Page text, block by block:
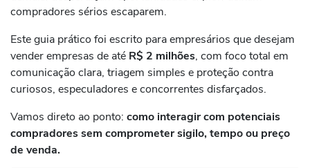
compradores sérios escaparem.
Este guia prático foi escrito para empresários que desejam
vender empresas de até R$ 2 milhões, com foco total em
comunicação clara, triagem simples e proteção contra
curiosos, especuladores e concorrentes disfarçados.
Vamos direto ao ponto: como interagir com potenciais
compradores sem comprometer sigilo, tempo ou preço
de venda.